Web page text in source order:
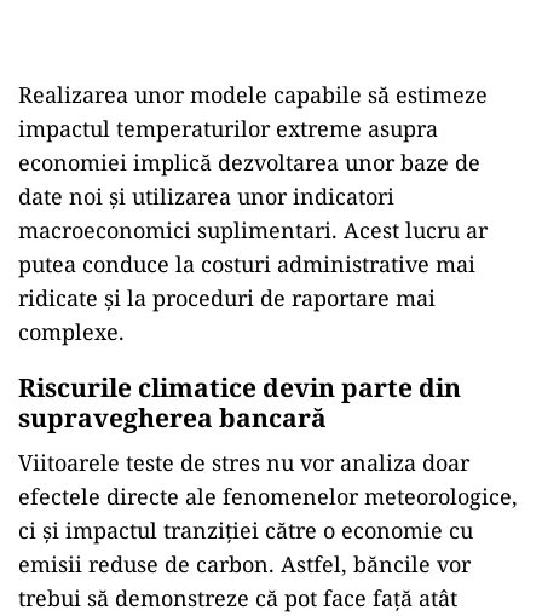
Realizarea unor modele capabile să estimeze
impactul temperaturilor extreme asupra
economiei implică dezvoltarea unor baze de
date noi și utilizarea unor indicatori
macroeconomici suplimentari. Acest lucru ar
putea conduce la costuri administrative mai
ridicate și la proceduri de raportare mai
complexe.
Riscurile climatice devin parte din
supravegherea bancară
Viitoarele teste de stres nu vor analiza doar
efectele directe ale fenomenelor meteorologice,
ci și impactul tranziției către o economie cu
emisii reduse de carbon. Astfel, băncile vor
trebui să demonstreze că pot face față atât